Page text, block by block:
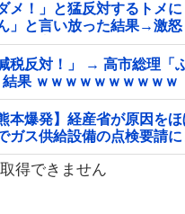
メ！」と猛反対するトメ
」と言い放った結果→激怒
て最高の展開へｗｗｗｗｗ
税反対！」 → 高市総理「
果 ｗｗｗｗｗｗｗｗｗｗ
本爆発】経産省が原因を
ガス供給設備の点検要請
PICKUP】
得できません